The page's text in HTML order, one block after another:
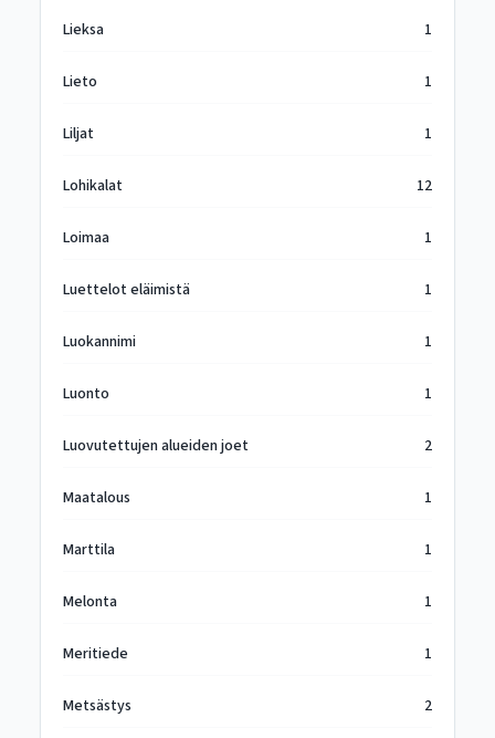
Lieksa 1
Lieto 1
Liljat 1
Lohikalat 12
Loimaa 1
Luettelot eläimistä 1
Luokannimi 1
Luonto 1
Luovutettujen alueiden joet 2
Maatalous 1
Marttila 1
Melonta 1
Meritiede 1
Metsästys 2